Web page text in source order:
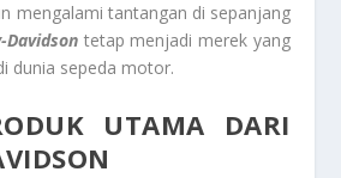
mengalami tantangan di sepanjang
Davidson tetap menjadi merek yang
dunia sepeda motor.
UTAMA DARI